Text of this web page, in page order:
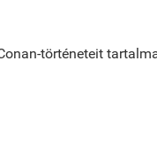
történeteit